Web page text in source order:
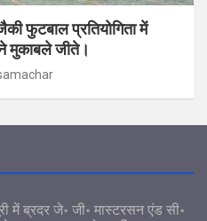
फुटबाल प्रतियोगिता में
मुकाबले जीते।
में ब्रदर जे॰ जी॰ मास्टरसन एंड सी॰